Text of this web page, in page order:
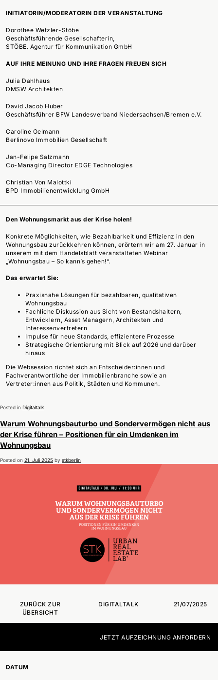
INITIATORIN/MODERATORIN DER VERANSTALTUNG
Dorothee Wetzler-Stöbe
Geschäftsführende Gesellschafterin,
STÖBE. Agentur für Kommunikation GmbH
AUF IHRE MEINUNG UND IHRE FRAGEN FREUEN SICH
Julia Dahlhaus
DMSW Architekten
David Jacob Huber
Geschäftsführer BFW Landesverband Niedersachsen/Bremen e.V.
Caroline Oelmann
Berlinovo Immobilien Gesellschaft
Jan-Felipe Salzmann
Co-Managing Director EDGE Technologies
Christian Von Malottki
BPD Immobilienentwicklung GmbH
Den Wohnungsmarkt aus der Krise holen!
Konkrete Möglichkeiten, wie Bezahlbarkeit und Effizienz in den
Wohnungsbau zurückkehren können, erörtern wir am 27. Januar in
unserem mit dem Handelsblatt veranstalteten Webinar
„Wohnungsbau – So kann’s gehen!“.
Das erwartet Sie:
Praxisnahe Lösungen für bezahlbaren, qualitativen
Wohnungsbau
Fachliche Diskussion aus Sicht von Bestandshaltern,
Entwicklern, Asset Managern, Architekten und
Interessenvertretern
Impulse für neue Standards, effizientere Prozesse
Strategische Orientierung mit Blick auf 2026 und darüber
hinaus
Die Websession richtet sich an Entscheider:innen und
Fachverantwortliche der Immobilienbranche sowie an
Vertreter:innen aus Politik, Städten und Kommunen.
Posted in Digitaltalk
Warum Wohnungsbauturbo und Sondervermögen nicht aus
der Krise führen – Positionen für ein Umdenken im
Wohnungsbau
Posted on 21. Juli 2025 by stkberlin
ZURÜCK ZUR
ÜBERSICHT
DIGITALTALK 21/07/2025
JETZT AUFZEICHNUNG ANFORDERN
DATUM